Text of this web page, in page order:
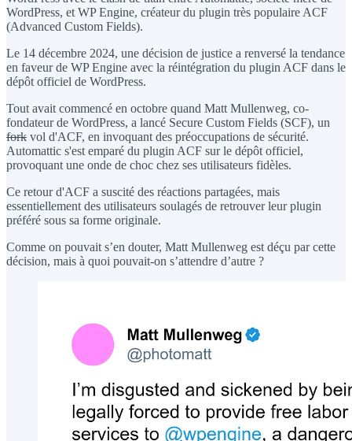
WordPress, et WP Engine, créateur du plugin très populaire ACF
(Advanced Custom Fields).
Le 14 décembre 2024, une décision de justice a renversé la tendance
en faveur de WP Engine avec la réintégration du plugin ACF dans le
dépôt officiel de WordPress.
Tout avait commencé en octobre quand Matt Mullenweg, co-
fondateur de WordPress, a lancé Secure Custom Fields (SCF), un
fork vol d'ACF, en invoquant des préoccupations de sécurité.
Automattic s'est emparé du plugin ACF sur le dépôt officiel,
provoquant une onde de choc chez ses utilisateurs fidèles.
Ce retour d'ACF a suscité des réactions partagées, mais
essentiellement des utilisateurs soulagés de retrouver leur plugin
préféré sous sa forme originale.
Comme on pouvait s’en douter, Matt Mullenweg est déçu par cette
décision, mais à quoi pouvait-on s’attendre d’autre ?